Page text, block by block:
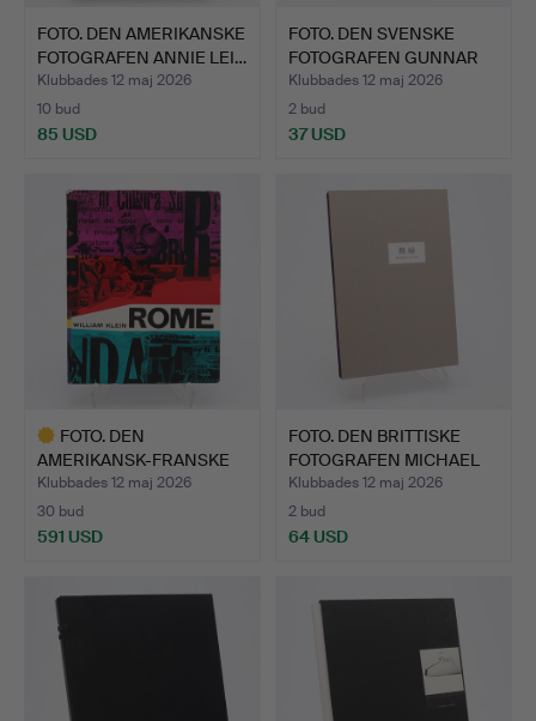
FOTO. DEN AMERIKANSKE
FOTOGRAFEN ANNIE LEI…
Klubbades 12 maj 2026
10 bud
85 USD
FOTO. DEN SVENSKE
FOTOGRAFEN GUNNAR
SMOLIA…
Klubbades 12 maj 2026
2 bud
37 USD
FOTO. DEN
AMERIKANSK-FRANSKE
FOTOGRAFEN WI…
Klubbades 12 maj 2026
30 bud
591 USD
föremål
FOTO. DEN BRITTISKE
FOTOGRAFEN MICHAEL
KEN…
Klubbades 12 maj 2026
2 bud
64 USD